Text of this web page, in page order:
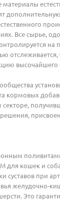
материалы
Все сырье,
на
отслеживается,
высочайшего
кормовых
для кошек и
суставов при
желудочно-
Это